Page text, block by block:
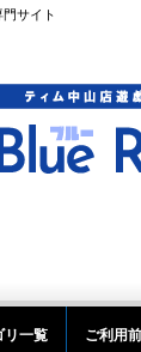
サイト
リ一覧 ご利用